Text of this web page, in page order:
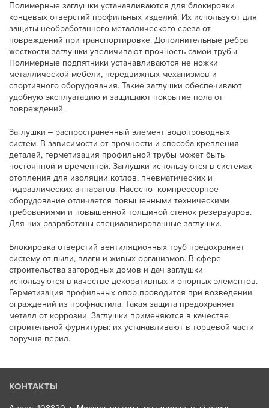
Полимерные заглушки устанавливаются для блокировки
концевых отверстий профильных изделий. Их используют для
защиты необработанного металлического среза от
повреждений при транспортировке. Дополнительные ребра
жесткости заглушки увеличивают прочность самой трубы.
Полимерные подпятники устанавливаются не ножки
металлической мебели, передвижных механизмов и
спортивного оборудования. Такие заглушки обеспечивают
удобную эксплуатацию и защищают покрытие пола от
повреждений.
Заглушки ‒ распространенный элемент водопроводных
систем. В зависимости от прочности и способа крепления
деталей, герметизация профильной трубы может быть
постоянной и временной. Заглушки используются в системах
отопления для изоляции котлов, пневматических и
гидравлических аппаратов. Насосно‒компрессорное
оборудование отличается повышенными техническими
требованиями и повышенной толщиной стенок резервуаров.
Для них разработаны специализированные заглушки.
Блокировка отверстий вентиляционных труб предохраняет
систему от пыли, влаги и живых организмов. В сфере
строительства загородных домов и дач заглушки
используются в качестве декоративных и опорных элементов.
Герметизация профильных опор проводится при возведении
ограждений из профнастила. Такая защита предохраняет
металл от коррозии. Заглушки применяются в качестве
строительной фурнитуры: их устанавливают в торцевой части
поручня перил.
КОНТАКТЫ